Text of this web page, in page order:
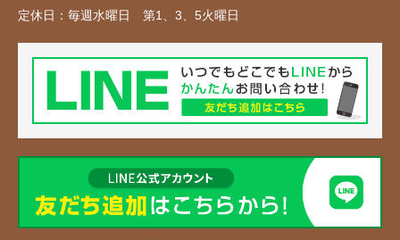
定休日： 毎週水曜日 第1、3、5火曜日